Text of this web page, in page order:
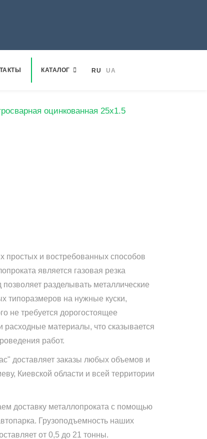
КАТАЛОГ RU UA
оцинкованная 25х1.5
простых и востребованных способов
является газовая резка
разделывать металлические
типоразмеров на нужные куски,
не требуется дорогостоящее
расходные материалы, что сказывается
работ.
доставляет заказы любых объемов и
Киевской области и всей территории
доставку металлопроката с помощью
Грузоподъемность наших
от 0,5 до 21 тонны.